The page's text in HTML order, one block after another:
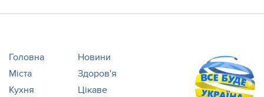
Головна
Новини
Міста
Здоров'я
Кухня
Цікаве